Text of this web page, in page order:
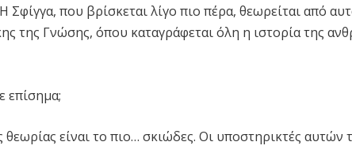
Σφίγγα, που βρίσκεται λίγο πιο πέρα, θεωρείται από
της Γνώσης, όπου καταγράφεται όλη η ιστορία της
επίσημα;
είναι το πιο… σκιώδες. Οι υποστηρικτές αυτών